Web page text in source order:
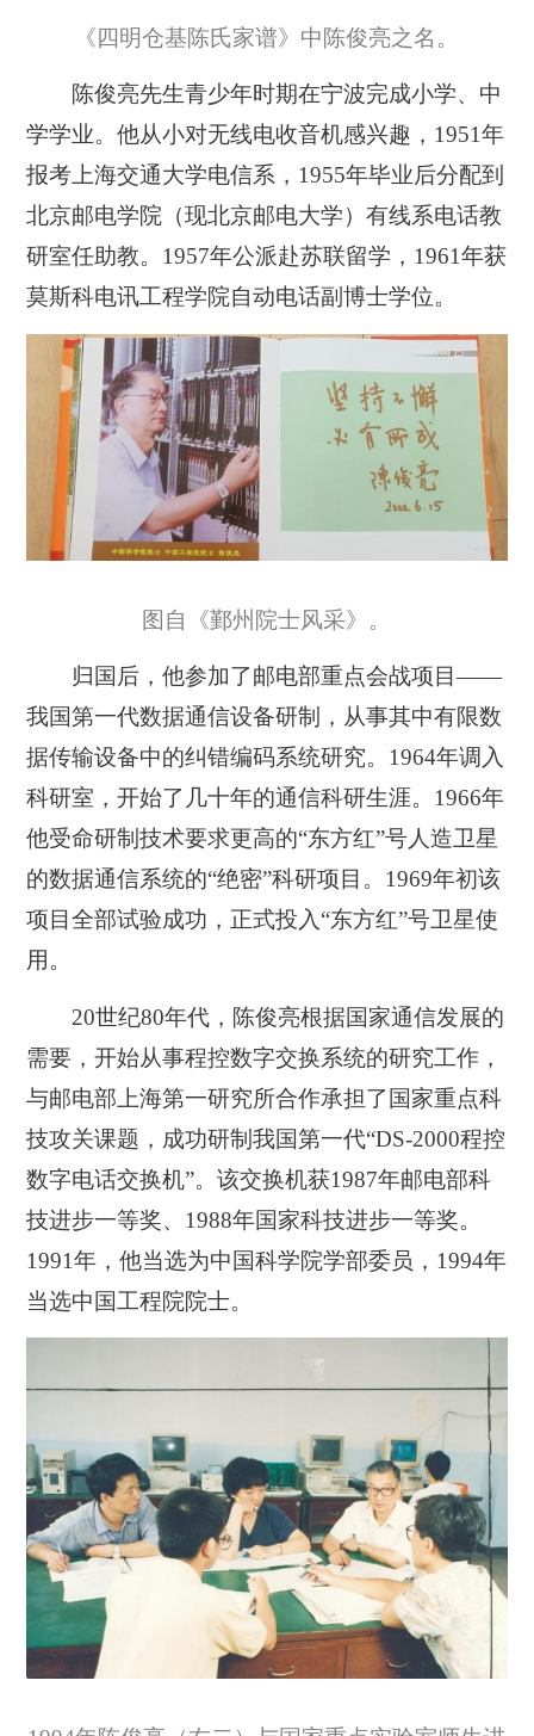
《四明仓基陈氏家谱》中陈俊亮之名。
陈俊亮先生青少年时期在宁波完成小学、中
学学业。他从小对无线电收音机感兴趣，1951年
报考上海交通大学电信系，1955年毕业后分配到
北京邮电学院（现北京邮电大学）有线系电话教
研室任助教。1957年公派赴苏联留学，1961年获
莫斯科电讯工程学院自动电话副博士学位。
图自《鄞州院士风采》。
归国后，他参加了邮电部重点会战项目——
我国第一代数据通信设备研制，从事其中有限数
据传输设备中的纠错编码系统研究。1964年调入
科研室，开始了几十年的通信科研生涯。1966年
他受命研制技术要求更高的“东方红”号人造卫星
的数据通信系统的“绝密”科研项目。1969年初该
项目全部试验成功，正式投入“东方红”号卫星使
用。
20世纪80年代，陈俊亮根据国家通信发展的
需要，开始从事程控数字交换系统的研究工作，
与邮电部上海第一研究所合作承担了国家重点科
技攻关课题，成功研制我国第一代“DS-2000程控
数字电话交换机”。该交换机获1987年邮电部科
技进步一等奖、1988年国家科技进步一等奖。
1991年，他当选为中国科学院学部委员，1994年
当选中国工程院院士。